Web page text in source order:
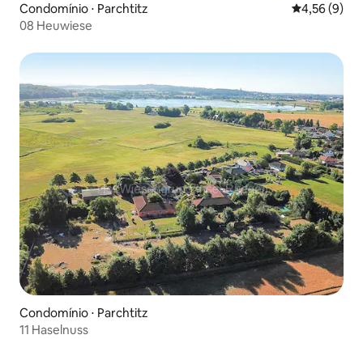
Condomínio ⋅ Parchtitz 4,56 de uma
4,56 (9)
08 Heuwiese
Condomínio ⋅ Parchtitz
11 Haselnuss